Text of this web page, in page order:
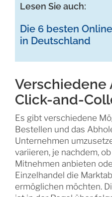
Lesen Sie auch:
Die 6 besten
in Deutschland
Verschiedene
Click-and-
Es gibt verschiedene
Bestellen und das
Unternehmen
variieren, je nachdem,
Mitnehmen anbieten
Einzelhandel die
ermöglichen möchten.